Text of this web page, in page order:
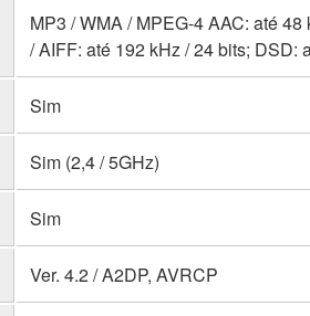
MP3 / WMA / MPEG-4 AAC: até
/ AIFF: até 192 kHz / 24 bits; DSD:
Sim
Sim (2,4 / 5GHz)
Sim
Ver. 4.2 / A2DP, AVRCP